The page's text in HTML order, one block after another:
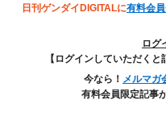
日刊ゲンダイDIGITALに有料会
ログ
【ログインしていただく
今なら！ メルマガ
有料会員限定記事